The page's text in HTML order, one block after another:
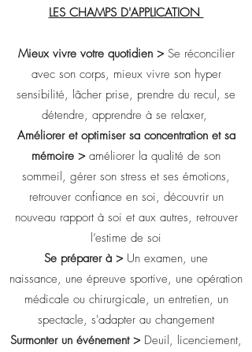
LES CHAMPS D'APPLICATION
Mieux vivre votre quotidien > Se réconcilier
avec son corps, mieux vivre son hyper
sensibilité, lâcher prise, prendre du recul, se
détendre, apprendre à se relaxer,
Améliorer et optimiser sa concentration et sa
mémoire > améliorer la qualité de son
sommeil, gérer son stress et ses émotions,
retrouver confiance en soi, découvrir un
nouveau rapport à soi et aux autres, retrouver
l’estime de soi
Se préparer à > Un examen, une
naissance, une épreuve sportive, une opération
médicale ou chirurgicale, un entretien, un
spectacle, s'adapter au changement
Surmonter un événement > Deuil, licenciement,